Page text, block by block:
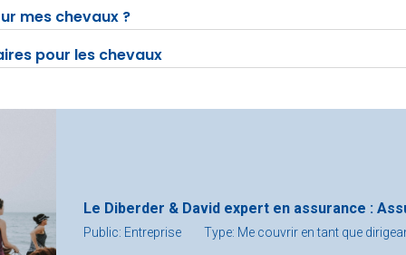
mes chevaux ?
voire plus, il existe deux grandes catégories
responsabilité civile propriétaire équidé permet de
les dommages matériels ainsi que les dommages
pour les chevaux
parfois se montrer plus agressif et destructeur que
couverts par la responsabilité civile. Certains
Le Diberder & David expert en assurance :
Public: Entreprise Type: Me couvrir en tant que